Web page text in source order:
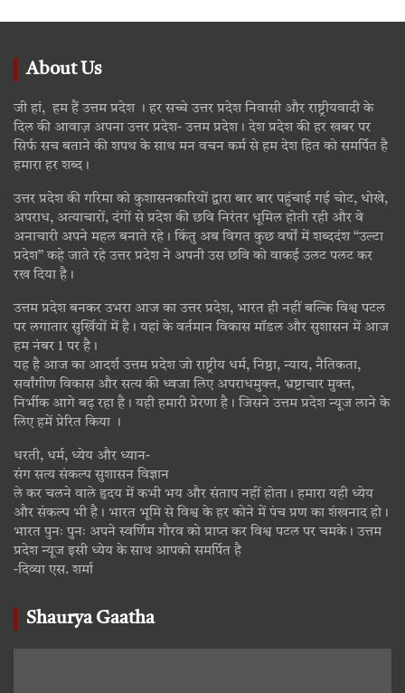
About Us
जी हां, हम हैं उत्तम प्रदेश । हर सच्चे उत्तर प्रदेश निवासी और राष्ट्रीयवादी के
दिल की आवाज़ अपना उत्तर प्रदेश- उत्तम प्रदेश। देश प्रदेश की हर खबर पर
सिर्फ सच बताने की शपथ के साथ मन वचन कर्म से हम देश हित को समर्पित है
हमारा हर शब्द।
उत्तर प्रदेश की गरिमा को कुशासनकारियों द्वारा बार बार पहुंचाई गई चोट, धोखे,
अपराध, अत्याचारों, दंगों से प्रदेश की छवि निरंतर धूमिल होती रही और वे
अनाचारी अपने महल बनाते रहे। किंतु अब विगत कुछ वर्षों में शब्ददंश “उल्टा
प्रदेश” कहे जाते रहे उत्तर प्रदेश ने अपनी उस छवि को वाकई उलट पलट कर
रख दिया है।
उत्तम प्रदेश बनकर उभरा आज का उत्तर प्रदेश, भारत ही नहीं बल्कि विश्व पटल
पर लगातार सुर्खियों में है। यहां के वर्तमान विकास मॉडल और सुशासन में आज
हम नंबर 1 पर है।
यह है आज का आदर्श उत्तम प्रदेश जो राष्ट्रीय धर्म, निष्ठा, न्याय, नैतिकता,
सर्वांगीण विकास और सत्य की ध्वजा लिए अपराधमुक्त, भ्रष्टाचार मुक्त,
निर्भीक आगे बढ़ रहा है। यही हमारी प्रेरणा है। जिसने उत्तम प्रदेश न्यूज लाने के
लिए हमें प्रेरित किया ।
धरती, धर्म, ध्येय और ध्यान-
संग सत्य संकल्प सुशासन विज्ञान
ले कर चलने वाले हृदय में कभी भय और संताप नहीं होता। हमारा यही ध्येय
और संकल्प भी है। भारत भूमि से विश्व के हर कोने में पंच प्रण का शंखनाद हो।
भारत पुनः पुनः अपने स्वर्णिम गौरव को प्राप्त कर विश्व पटल पर चमके। उत्तम
प्रदेश न्यूज इसी ध्येय के साथ आपको समर्पित है
-दिव्या एस. शर्मा
Shaurya Gaatha